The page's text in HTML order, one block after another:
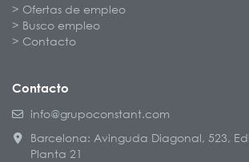
Ofertas de empleo
Busco empleo
Contacto
Contacto
info@grupoconstant.com
Barcelona: Avinguda Diagonal, 523,
Planta 21